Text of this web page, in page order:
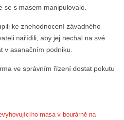
se s masem manipulovalo.
ke znehodnocení závadného
nařídili, aby jej nechal na své
v asanačním podniku.
ve správním řízení dostat pokutu
masa v bourárně na